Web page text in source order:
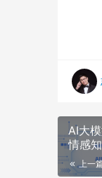
AI大
情感
上一